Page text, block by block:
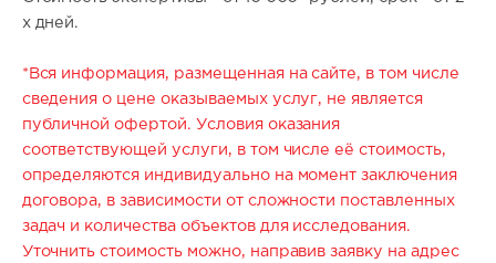
х дней.
*Вся информация, размещенная на сайте, в том числе
сведения о цене оказываемых услуг, не является
публичной офертой. Условия оказания
соответствующей услуги, в том числе её стоимость,
определяются индивидуально на момент заключения
договора, в зависимости от сложности поставленных
задач и количества объектов для исследования.
Уточнить стоимость можно, направив заявку на адрес